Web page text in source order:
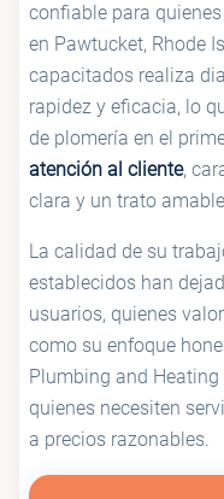
confiable para
en Pawtucket, Rhode
capacitados realiza
rapidez y eficacia, lo
de plomería en el
atención al cliente,
clara y un trato
La calidad de su
establecidos han
usuarios, quienes
como su enfoque
Plumbing and
quienes necesiten
a precios razonables.